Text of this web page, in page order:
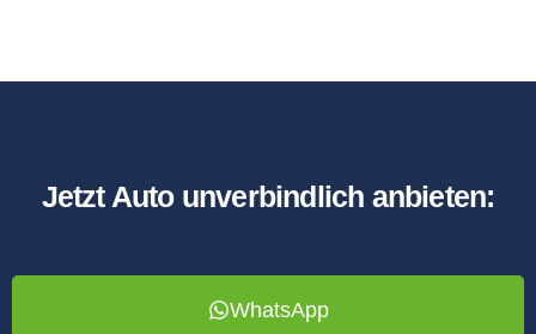
Jetzt Auto unverbindlich anbieten:
WhatsApp